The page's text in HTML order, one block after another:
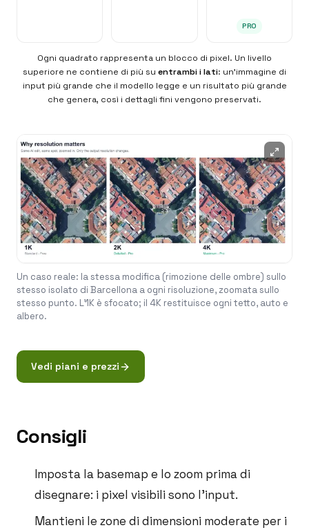
PRO
Ogni quadrato rappresenta un blocco di pixel. Un livello
superiore ne contiene di più su entrambi i lati: un'immagine di
input più grande che il modello legge e un risultato più grande
che genera, così i dettagli fini vengono preservati.
Un caso reale: la stessa modifica (rimozione delle ombre) sullo
stesso isolato di Barcellona a ogni risoluzione, zoomata sullo
stesso punto. L'1K è sfocato; il 4K restituisce ogni tetto, auto e
albero.
Vedi piani e prezzi
Consigli
Imposta la basemap e lo zoom prima di
disegnare: i pixel visibili sono l'input.
Mantieni le zone di dimensioni moderate per i